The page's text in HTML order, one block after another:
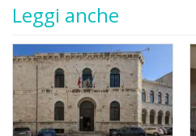
Leggi anche